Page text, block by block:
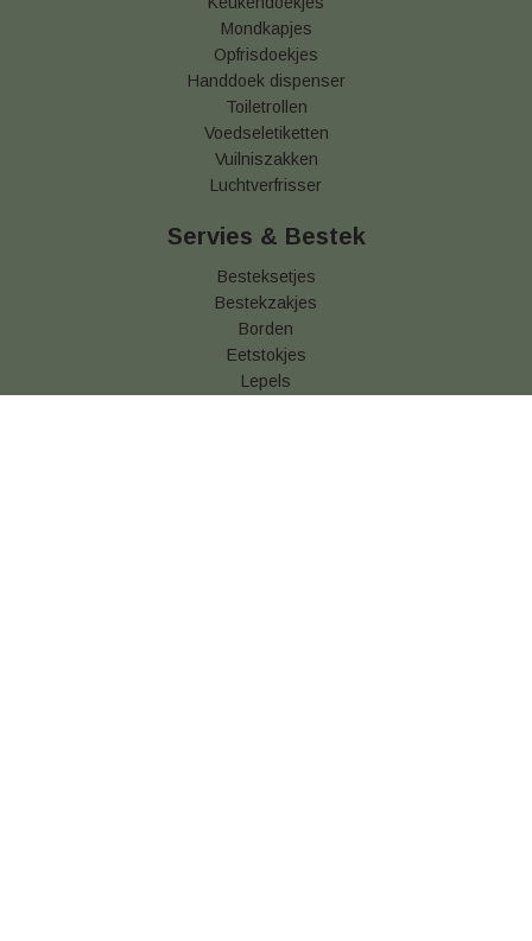
Mondkapjes
Opfrisdoekjes
Handdoek dispenser
Toiletrollen
Voedseletiketten
Vuilniszakken
Luchtverfrisser
Servies & Bestek
Besteksetjes
Bestekzakjes
Borden
Eetstokjes
Lepels